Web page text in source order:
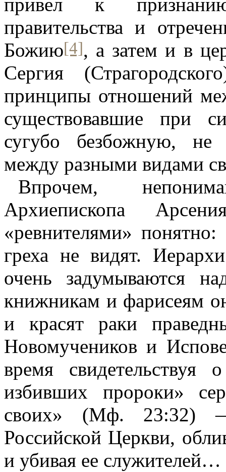
привел к
правительства и
Божию[4], а затем и в
Сергия
принципы отношений
существовавшие при
сугубо безбожную, не
между разными видами
Впрочем,
Архиепископа
«ревнителями»
греха не видят.
очень задумываются
книжникам и фарисеям
и красят раки
Новомучеников и И
время
избивших пророки»
своих» (Мф. 23:32)
Российской Церкви,
и убивая ее служителей…